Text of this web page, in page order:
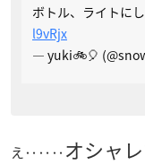
ボトル、ライトに
l9vRjx
— yuki🚲🎈
え‥‥‥ オシャ